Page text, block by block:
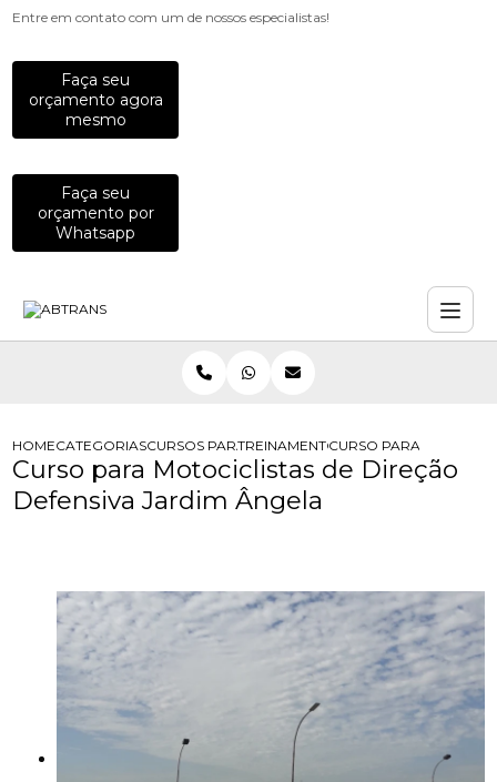
Entre em contato com um de nossos especialistas!
Faça seu
orçamento agora
mesmo
Faça seu
orçamento por
Whatsapp
HOMECATEGORIASCURSOS PARA MOTOCICLISTAS
TREINAMENTO PARA MOTOCICLISTA
CURSO PARA
Curso para Motociclistas de Direção
Defensiva Jardim Ângela